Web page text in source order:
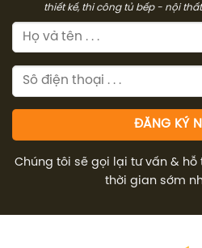
thiết kế, thi công tủ bếp - nội
Chúng tôi sẽ gọi lại tư vấn &
thời gian sớm